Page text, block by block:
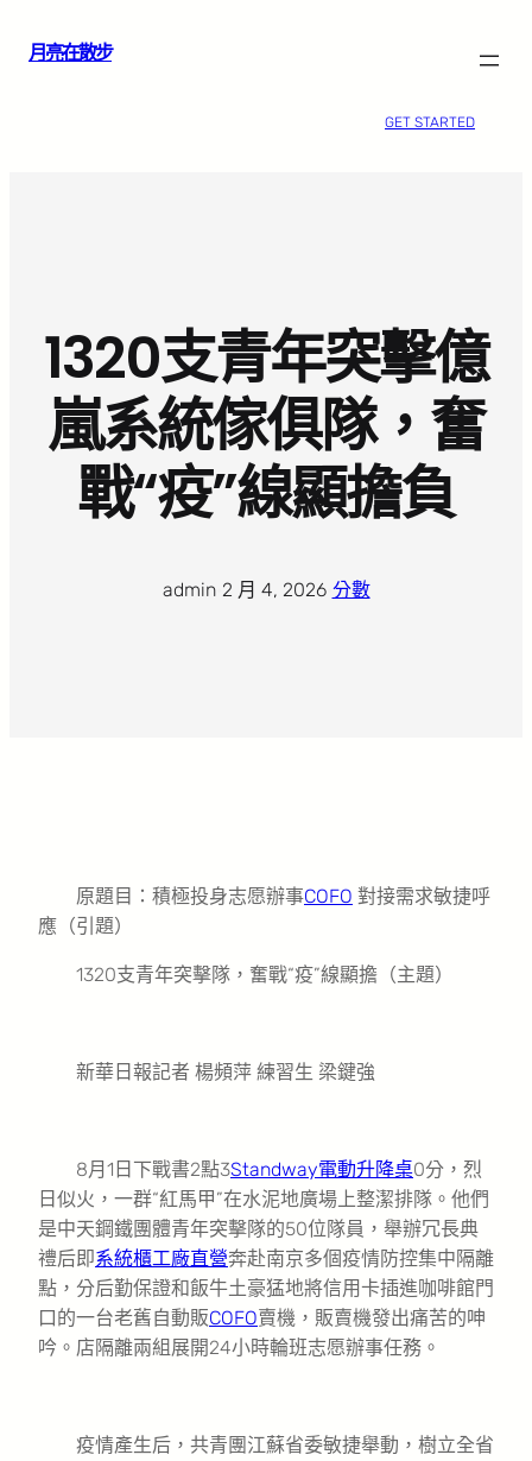
月亮在散步
GET STARTED
1320支青年突擊億
嵐系統傢俱隊，奮
戰“疫”線顯擔負
admin· 2 月 4, 2026· 分數
原題目：積極投身志愿辦事COFO 對接需求敏捷呼
應（引題）
1320支青年突擊隊，奮戰“疫”線顯擔（主題）
新華日報記者 楊頻萍 練習生 梁鍵強
8月1日下戰書2點3Standway電動升降桌0分，烈
日似火，一群“紅馬甲”在水泥地廣場上整潔排隊。他們
是中天鋼鐵團體青年突擊隊的50位隊員，舉辦冗長典
禮后即系統櫃工廠直營奔赴南京多個疫情防控集中隔離
點，分后勤保證和飯牛土豪猛地將信用卡插進咖啡館門
口的一台老舊自動販COFO賣機，販賣機發出痛苦的呻
吟。店隔離兩組展開24小時輪班志愿辦事任務。
疫情產生后，共青團江蘇省委敏捷舉動，樹立全省